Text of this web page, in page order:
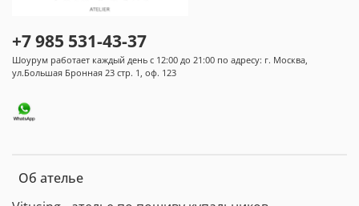
Об ателье
+7 985 531-43-37
Шоурум работает каждый день с 12:00 до 21:00 по адресу: г. Москва,
ул.Большая Бронная 23 стр. 1, оф. 123